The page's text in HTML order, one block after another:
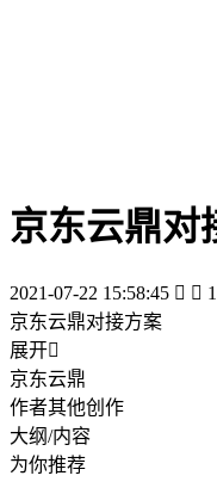
京东云鼎对
2021-07-22 15:58:45   1
京东云鼎对接方案
展开
京东云鼎
作者其他创作
大纲/内容
为你推荐